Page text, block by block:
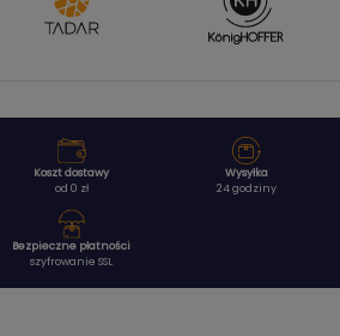
Koszt dostawy
od 0 zł
Wysyłka
24 godziny
Bezpieczne płatności
szyfrowanie SSL